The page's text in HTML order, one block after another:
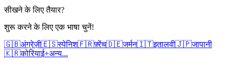
सीखने के लिए तैयार?
शुरू करने के लिए एक भाषा चुनें!
🇬🇧अंग्रेज़ी🇪🇸स्पेनिश🇫🇷फ़्रेंच🇩🇪जर्मन🇮🇹इतालवी🇯🇵जापानी
🇰🇷कोरियाई+अन्य...